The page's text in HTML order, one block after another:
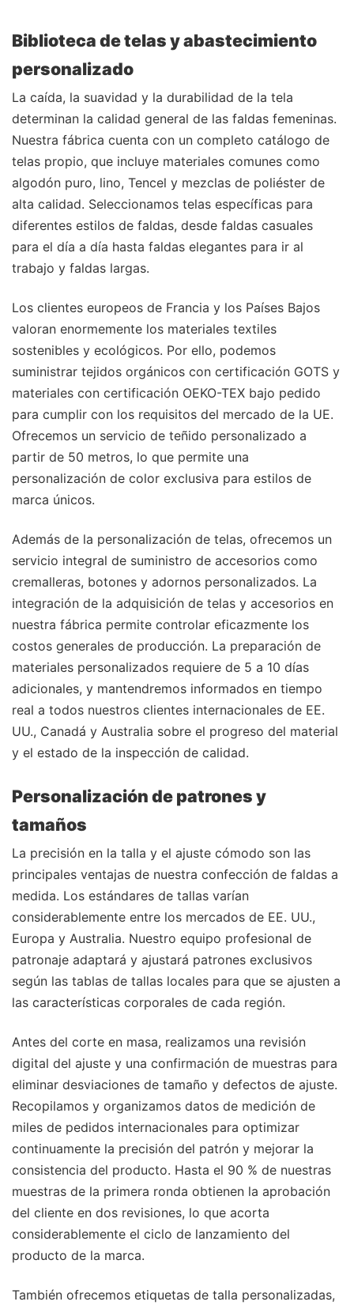
Biblioteca de telas y abastecimiento
personalizado
La caída, la suavidad y la durabilidad de la tela
determinan la calidad general de las faldas femeninas.
Nuestra fábrica cuenta con un completo catálogo de
telas propio, que incluye materiales comunes como
algodón puro, lino, Tencel y mezclas de poliéster de
alta calidad. Seleccionamos telas específicas para
diferentes estilos de faldas, desde faldas casuales
para el día a día hasta faldas elegantes para ir al
trabajo y faldas largas.
Los clientes europeos de Francia y los Países Bajos
valoran enormemente los materiales textiles
sostenibles y ecológicos. Por ello, podemos
suministrar tejidos orgánicos con certificación GOTS y
materiales con certificación OEKO-TEX bajo pedido
para cumplir con los requisitos del mercado de la UE.
Ofrecemos un servicio de teñido personalizado a
partir de 50 metros, lo que permite una
personalización de color exclusiva para estilos de
marca únicos.
Además de la personalización de telas, ofrecemos un
servicio integral de suministro de accesorios como
cremalleras, botones y adornos personalizados. La
integración de la adquisición de telas y accesorios en
nuestra fábrica permite controlar eficazmente los
costos generales de producción. La preparación de
materiales personalizados requiere de 5 a 10 días
adicionales, y mantendremos informados en tiempo
real a todos nuestros clientes internacionales de EE.
UU., Canadá y Australia sobre el progreso del material
y el estado de la inspección de calidad.
Personalización de patrones y
tamaños
La precisión en la talla y el ajuste cómodo son las
principales ventajas de nuestra confección de faldas a
medida. Los estándares de tallas varían
considerablemente entre los mercados de EE. UU.,
Europa y Australia. Nuestro equipo profesional de
patronaje adaptará y ajustará patrones exclusivos
según las tablas de tallas locales para que se ajusten a
las características corporales de cada región.
Antes del corte en masa, realizamos una revisión
digital del ajuste y una confirmación de muestras para
eliminar desviaciones de tamaño y defectos de ajuste.
Recopilamos y organizamos datos de medición de
miles de pedidos internacionales para optimizar
continuamente la precisión del patrón y mejorar la
consistencia del producto. Hasta el 90 % de nuestras
muestras de la primera ronda obtienen la aprobación
del cliente en dos revisiones, lo que acorta
considerablemente el ciclo de lanzamiento del
producto de la marca.
También ofrecemos etiquetas de talla personalizadas,